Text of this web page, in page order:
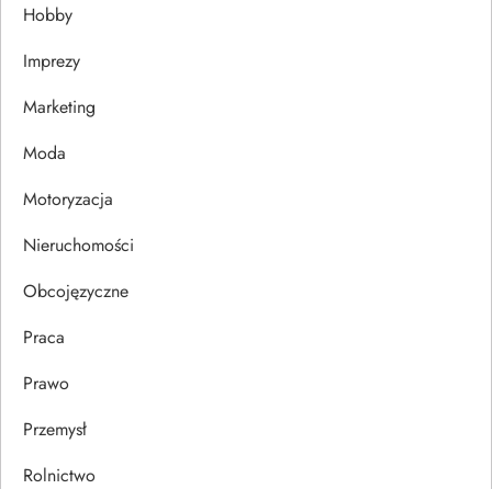
a
w
p
u
Hobby
Imprezy
Marketing
Moda
Motoryzacja
Nieruchomości
Obcojęzyczne
Praca
Prawo
Przemysł
Rolnictwo